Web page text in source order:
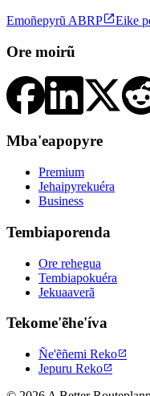
Emoñepyrũ ABRPEike
Ore moirũ
Mba'eapopyre
Premium
Jehaipyrekuéra
Business
Tembiaporenda
Ore rehegua
Tembiapokuéra
Jekuaaverã
Tekome'ẽhe'íva
Ñe'ẽñemi Reko
Jepuru Reko